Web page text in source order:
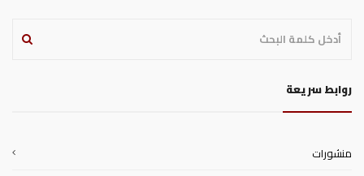
روابط سريعة
منشورات